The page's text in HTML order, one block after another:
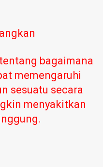
bagaimana
memengaruhi
sesuatu secara
menyakitkan